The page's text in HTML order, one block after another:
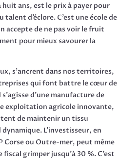
huit ans, est le prix à payer pour
talent d’éclore. C’est une école de
accepte de ne pas voir le fruit
pour mieux savourer la
s’ancrent dans nos territoires,
qui font battre le cœur de
d’une manufacture de
exploitation agricole innovante,
de maintenir un tissu
L’investisseur, en
Corse ou Outre-mer, peut même
grimper jusqu’à 30 %. C’est